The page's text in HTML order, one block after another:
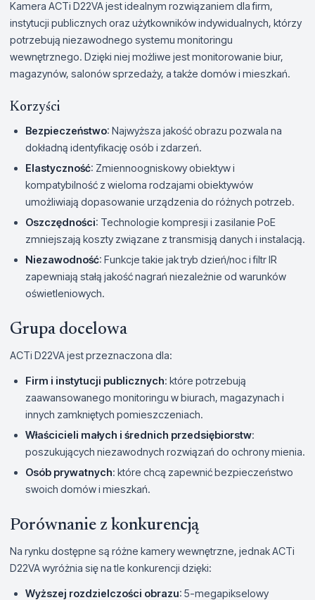
Kamera ACTi D22VA jest idealnym rozwiązaniem dla firm,
instytucji publicznych oraz użytkowników indywidualnych, którzy
potrzebują niezawodnego systemu monitoringu
wewnętrznego. Dzięki niej możliwe jest monitorowanie biur,
magazynów, salonów sprzedaży, a także domów i mieszkań.
Korzyści
Bezpieczeństwo: Najwyższa jakość obrazu pozwala na
dokładną identyfikację osób i zdarzeń.
Elastyczność: Zmiennoogniskowy obiektyw i
kompatybilność z wieloma rodzajami obiektywów
umożliwiają dopasowanie urządzenia do różnych potrzeb.
Oszczędności: Technologie kompresji i zasilanie PoE
zmniejszają koszty związane z transmisją danych i instalacją.
Niezawodność: Funkcje takie jak tryb dzień/noc i filtr IR
zapewniają stałą jakość nagrań niezależnie od warunków
oświetleniowych.
Grupa docelowa
ACTi D22VA jest przeznaczona dla:
Firm i instytucji publicznych: które potrzebują
zaawansowanego monitoringu w biurach, magazynach i
innych zamkniętych pomieszczeniach.
Właścicieli małych i średnich przedsiębiorstw:
poszukujących niezawodnych rozwiązań do ochrony mienia.
Osób prywatnych: które chcą zapewnić bezpieczeństwo
swoich domów i mieszkań.
Porównanie z konkurencją
Na rynku dostępne są różne kamery wewnętrzne, jednak ACTi
D22VA wyróżnia się na tle konkurencji dzięki:
Wyższej rozdzielczości obrazu: 5-megapikselowy